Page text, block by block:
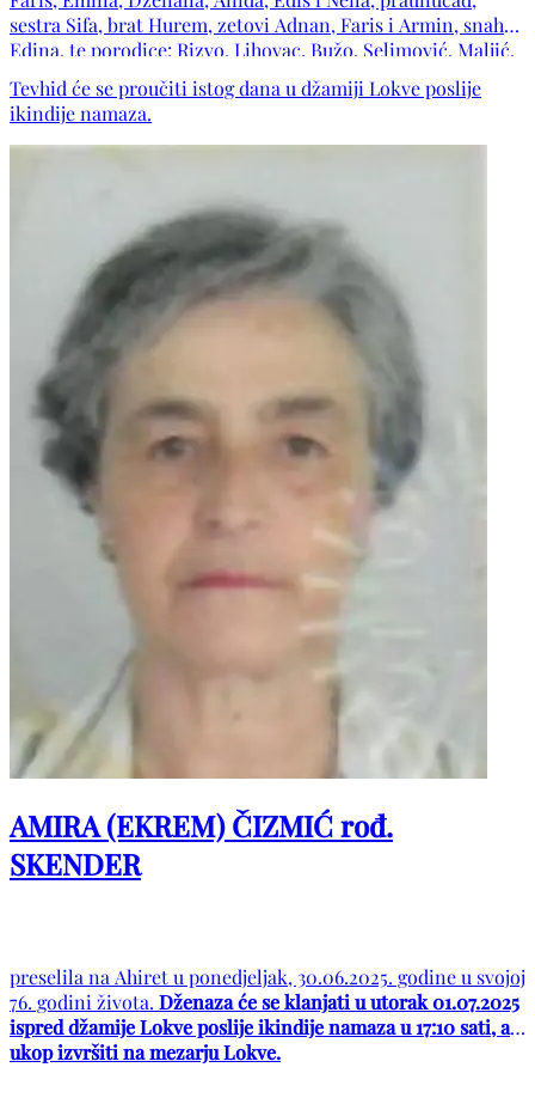
sestra Sifa, brat Hurem, zetovi Adnan, Faris i Armin, snaha
Edina, te porodice: Rizvo, Lihovac, Bužo, Selimović, Maljić,
Krčalo, Mujan, Fejzić, Korić, Tabak, Jelešković, Čović,
Maksumić, Nikšić, Lokvančić, Dupovac, kao i ostala
mnogobrojna rodbina, komšije i prijatelji.
Tevhid će se proučiti istog dana u džamiji Lokve poslije
ikindije namaza.
AMIRA (EKREM) ČIZMIĆ rođ.
SKENDER
preselila na Ahiret u ponedjeljak, 30.06.2025. godine u svojoj
76. godini života. Dženaza će se klanjati u utorak 01.07.2025
ispred džamije Lokve poslije ikindije namaza u 17:10 sati, a
ukop izvršiti na mezarju Lokve.